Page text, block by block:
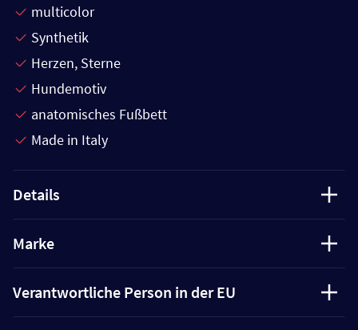
multicolor
Synthetik
Herzen, Sterne
Hundemotiv
anatomisches Fußbett
Made in Italy
Details
Marke
Verantwortliche Person in der EU